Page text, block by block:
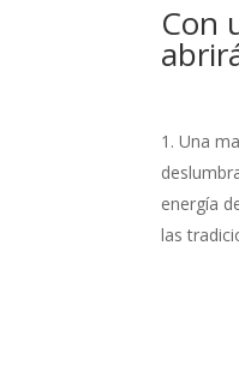
Con
Una
energía
las